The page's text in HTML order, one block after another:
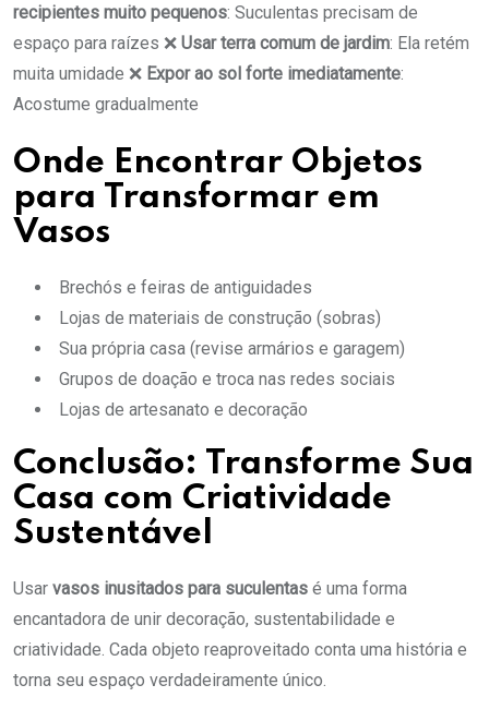
recipientes muito pequenos: Suculentas precisam de
espaço para raízes ❌ Usar terra comum de jardim: Ela retém
muita umidade ❌ Expor ao sol forte imediatamente:
Acostume gradualmente
Onde Encontrar Objetos
para Transformar em
Vasos
Brechós e feiras de antiguidades
Lojas de materiais de construção (sobras)
Sua própria casa (revise armários e garagem)
Grupos de doação e troca nas redes sociais
Lojas de artesanato e decoração
Conclusão: Transforme Sua
Casa com Criatividade
Sustentável
Usar vasos inusitados para suculentas é uma forma
encantadora de unir decoração, sustentabilidade e
criatividade. Cada objeto reaproveitado conta uma história e
torna seu espaço verdadeiramente único.